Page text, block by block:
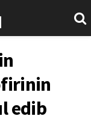
edib